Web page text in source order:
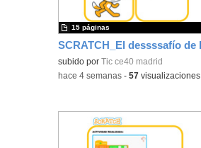
subido por Tic ce40 madrid
15 páginas
-hace 4 semanas -57 visualizaciones